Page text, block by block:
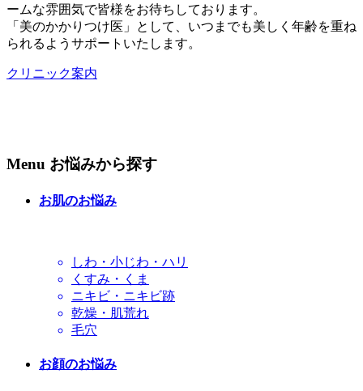
ームな雰囲気で皆様をお待ちしております。
「美のかかりつけ医」として、いつまでも美しく年齢を重ね
られるようサポートいたします。
クリニック案内
Menu お悩みから探す
お肌のお悩み
しわ・小じわ・ハリ
くすみ・くま
ニキビ・ニキビ跡
乾燥・肌荒れ
毛穴
お顔のお悩み